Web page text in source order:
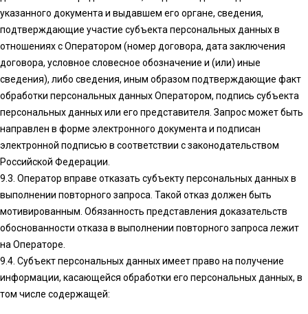
указанного документа и выдавшем его органе, сведения,
подтверждающие участие субъекта персональных данных в
отношениях с Оператором (номер договора, дата заключения
договора, условное словесное обозначение и (или) иные
сведения), либо сведения, иным образом подтверждающие факт
обработки персональных данных Оператором, подпись субъекта
персональных данных или его представителя. Запрос может быть
направлен в форме электронного документа и подписан
электронной подписью в соответствии с законодательством
Российской Федерации.
9.3. Оператор вправе отказать субъекту персональных данных в
выполнении повторного запроса. Такой отказ должен быть
мотивированным. Обязанность представления доказательств
обоснованности отказа в выполнении повторного запроса лежит
на Операторе.
9.4. Субъект персональных данных имеет право на получение
информации, касающейся обработки его персональных данных, в
том числе содержащей: